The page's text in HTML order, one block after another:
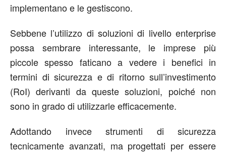
implementano e le gestiscono.
Sebbene l’utilizzo di soluzioni di livello enterprise
possa sembrare interessante, le imprese più
piccole spesso faticano a vedere i benefici in
termini di sicurezza e di ritorno sull’investimento
(RoI) derivanti da queste soluzioni, poiché non
sono in grado di utilizzarle efficacemente.
Adottando invece strumenti di sicurezza
tecnicamente avanzati, ma progettati per essere